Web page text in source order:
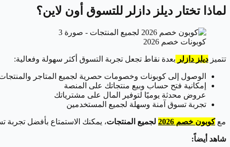
لماذا تختار ديلز دازلر للتسوق أون لاين؟
كوبونات خصم 2026
تتميز ديلز دازلر بعدة نقاط تجعل تجربة التسوق أكثر سهولة وفعالية:
الوصول إلى كوبونات وخصومات حصرية لجميع المتاجر
إمكانية فتح حساب وبيع منتجاتك على المنصة
عروض محدثة يوميًا لتوفير المال على مشترياتك
تجربة تسوق آمنة وسهلة لجميع المستخدمين
معكوبون خصم 2026 لجميع المنتجات، يمكنك الاستمتاع بأفضل
شاهد أيضاً: